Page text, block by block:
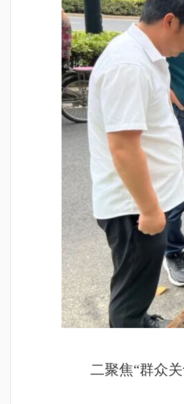
二聚焦“群众